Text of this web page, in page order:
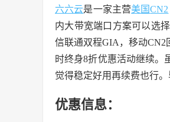
六六云是一家主营美国CN2
内大带宽端口方案可以选
信联通双程GIA，移动CN2
时终身8折优惠活动继续。
觉得稳定好用再续费也行
优惠信息：